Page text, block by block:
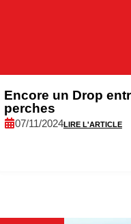
Encore un Drop
perches
07/11/2024LIRE L'ARTICLE